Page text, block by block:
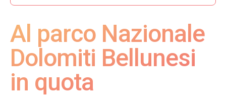
Al parco Nazionale
Dolomiti Bellunesi
in quota